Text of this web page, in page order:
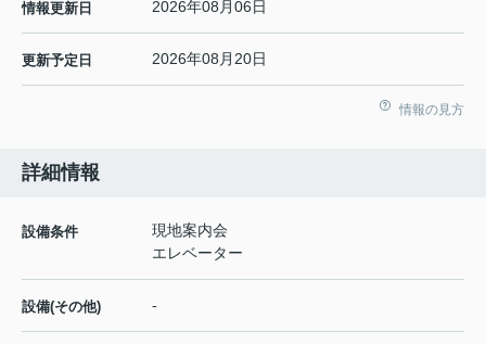
情報更新日 2026年08月06日
更新予定日 2026年08月20日
情報の見方
詳細情報
設備条件
現地案内会
エレベーター
設備(その他) -